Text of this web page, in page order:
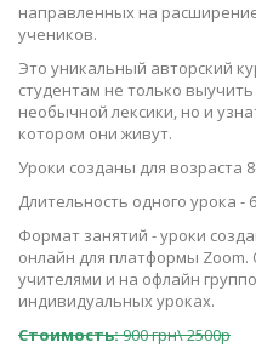
направленных на
учеников.
Это уникальный авторский
студентам не только
необычной лексики, но и
котором они живут.
Уроки созданы для возраста
Длительность одного урока -
Формат занятий - уроки
онлайн для платформы
учителями и на офлайн
индивидуальных уроках.
Стоимость:900 грн\ 2500р